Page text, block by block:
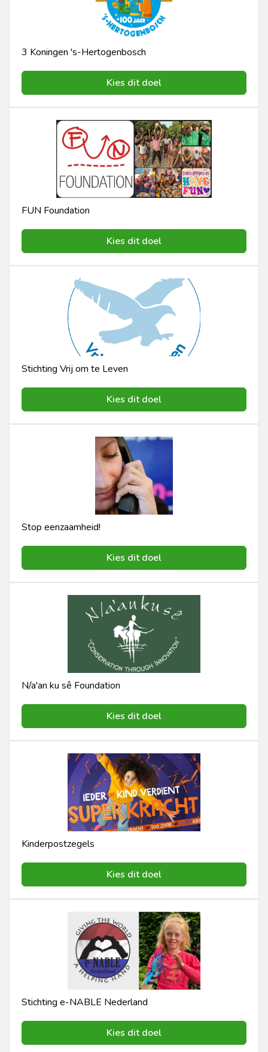
3 Koningen 's-Hertogenbosch
Kies dit doel
FUN Foundation
Kies dit doel
Stichting Vrij om te Leven
Kies dit doel
Stop eenzaamheid!
Kies dit doel
N/a'an ku sê Foundation
Kies dit doel
Kinderpostzegels
Kies dit doel
Stichting e-NABLE Nederland
Kies dit doel